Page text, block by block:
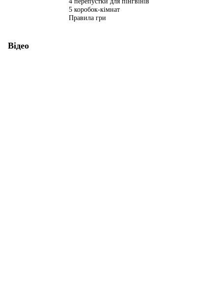
5 коробок-кімнат
Правила гри
Відео